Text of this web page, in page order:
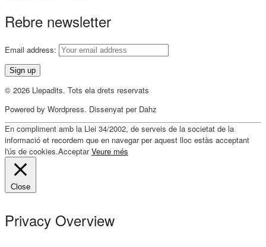
Rebre newsletter
Email address:
© 2026 Llepadits. Tots ela drets reservats
Powered by Wordpress. Dissenyat per Dahz
En compliment amb la Llei 34/2002, de serveis de la societat de la
informació et recordem que en navegar per aquest lloc estàs acceptant
l'ús de cookies.Acceptar Veure més
Close
Privacy Overview